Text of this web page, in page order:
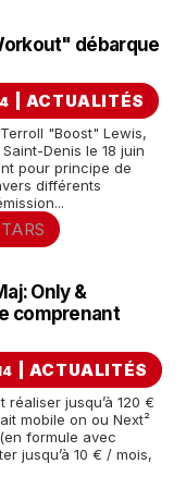
débarque
ACTUALITÉS
"Boost" Lewis,
Denis le 18 juin
pour principe de
différents
Only &
comprenant
ACTUALITÉS
jusqu’à 120 €
mobile on ou Next²
formule avec
jusqu’à 10 € / mois,